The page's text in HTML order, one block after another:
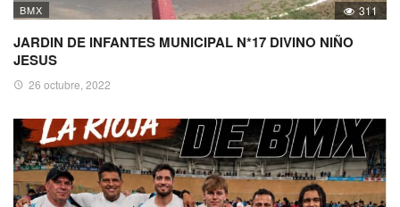
BMX 311
JARDIN DE INFANTES MUNICIPAL N*17 DIVINO NIÑO
JESUS
26 octubre, 2022